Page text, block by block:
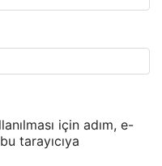
için adım, e-
tarayıcıya